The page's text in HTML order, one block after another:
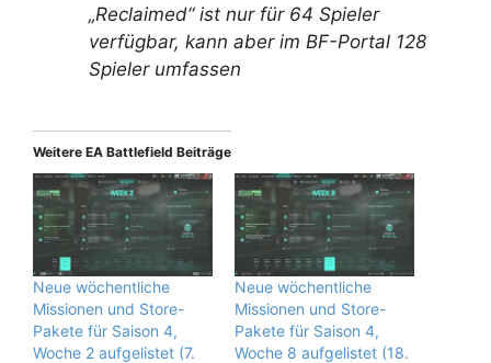
„Reclaimed“ ist nur für 64 Spieler
verfügbar, kann aber im BF-Portal 128
Spieler umfassen
Weitere EA Battlefield Beiträge
Neue wöchentliche
Missionen und Store-
Pakete für Saison 4,
Woche 2 aufgelistet (7.
Neue wöchentliche
Missionen und Store-
Pakete für Saison 4,
Woche 8 aufgelistet (18.